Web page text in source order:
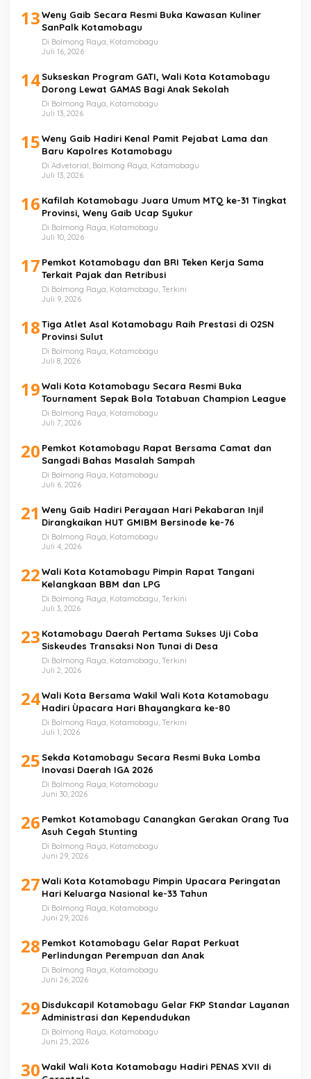
13Weny Gaib Secara Resmi Buka Kawasan Kuliner
SanPalk Kotamobagu
Di Bolmong Raya, Kotamobagu
Juli 16, 2026
14Sukseskan Program GATI, Wali Kota Kotamobagu
Dorong Lewat GAMAS Bagi Anak Sekolah
Di Bolmong Raya, Kotamobagu
Juli 13, 2026
15Weny Gaib Hadiri Kenal Pamit Pejabat Lama dan
Baru Kapolres Kotamobagu
Di Advetorial, Bolmong Raya, Kotamobagu
Juli 13, 2026
16 Kafilah Kotamobagu Juara Umum MTQ ke-31 Tingkat
Provinsi, Weny Gaib Ucap Syukur
Di Bolmong Raya, Kotamobagu
Juli 10, 2026
17 Pemkot Kotamobagu dan BRI Teken Kerja Sama
Terkait Pajak dan Retribusi
Di Bolmong Raya, Kotamobagu, Terkini
Juli 9, 2026
18Tiga Atlet Asal Kotamobagu Raih Prestasi di O2SN
Provinsi Sulut
Di Bolmong Raya, Kotamobagu
Juli 8, 2026
19Wali Kota Kotamobagu Secara Resmi Buka
Tournament Sepak Bola Totabuan Champion League
Di Bolmong Raya, Kotamobagu
Juli 7, 2026
20 Pemkot Kotamobagu Rapat Bersama Camat dan
Sangadi Bahas Masalah Sampah
Di Bolmong Raya, Kotamobagu
Juli 6, 2026
21 Weny Gaib Hadiri Perayaan Hari Pekabaran Injil
Dirangkaikan HUT GMIBM Bersinode ke-76
Di Bolmong Raya, Kotamobagu
Juli 4, 2026
22Wali Kota Kotamobagu Pimpin Rapat Tangani
Kelangkaan BBM dan LPG
Di Bolmong Raya, Kotamobagu, Terkini
Juli 3, 2026
23 Kotamobagu Daerah Pertama Sukses Uji Coba
Siskeudes Transaksi Non Tunai di Desa
Di Bolmong Raya, Kotamobagu, Terkini
Juli 2, 2026
24Wali Kota Bersama Wakil Wali Kota Kotamobagu
Hadiri Ùpacara Hari Bhayangkara ke-80
Di Bolmong Raya, Kotamobagu, Terkini
Juli 1, 2026
25 Sekda Kotamobagu Secara Resmi Buka Lomba
Inovasi Daerah IGA 2026
Di Bolmong Raya, Kotamobagu
Juni 30, 2026
26 Pemkot Kotamobagu Canangkan Gerakan Orang Tua
Asuh Cegah Stunting
Di Bolmong Raya, Kotamobagu
Juni 29, 2026
27Wali Kota Kotamobagu Pimpin Upacara Peringatan
Hari Keluarga Nasional ke-33 Tahun
Di Bolmong Raya, Kotamobagu
Juni 29, 2026
28 Pemkot Kotamobagu Gelar Rapat Perkuat
Perlindungan Perempuan dan Anak
Di Bolmong Raya, Kotamobagu
Juni 26, 2026
29 Disdukcapil Kotamobagu Gelar FKP Standar Layanan
Administrasi dan Kependudukan
Di Bolmong Raya, Kotamobagu
Juni 25, 2026
30Wakil Wali Kota Kotamobagu Hadiri PENAS XVII di